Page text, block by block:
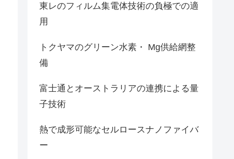
東レのフィルム集電体技術の負極での適
用
トクヤマのグリーン水素・ Mg供給網整
備
富士通とオーストラリアの連携による量
子技術
熱で成形可能なセルロースナノファイバ
ー